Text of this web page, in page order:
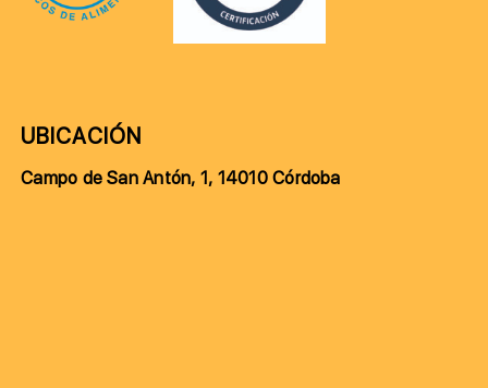
UBICACIÓN
Campo de San Antón, 1, 14010 Córdoba